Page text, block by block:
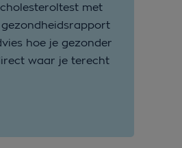
met
hoe je gezonder
waar je terecht